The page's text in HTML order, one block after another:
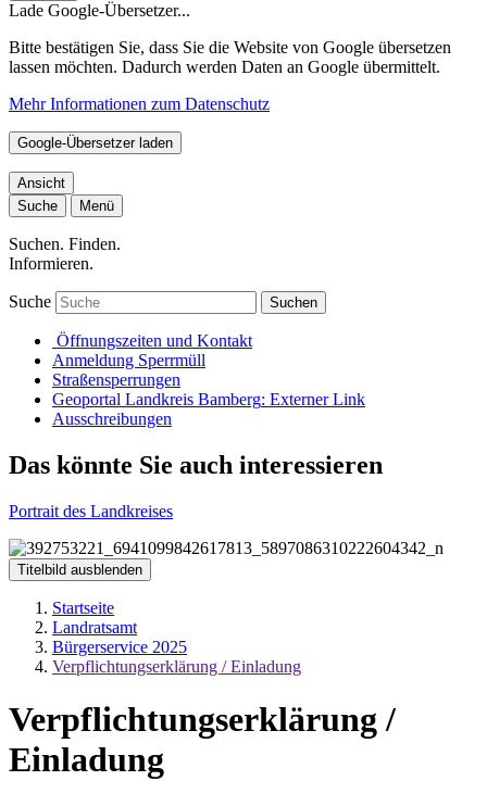
Lade Google-Übersetzer...
Bitte bestätigen Sie, dass Sie die Website von Google übersetzen
lassen möchten. Dadurch werden Daten an Google übermittelt.
Mehr Informationen zum Datenschutz
Google-Übersetzer laden
Ansicht
Suche
Menü
Suchen. Finden.
Informieren.
Suche Suchen
Öffnungszeiten und Kontakt
Anmeldung Sperrmüll
Straßensperrungen
Geoportal Landkreis Bamberg: Externer Link
Ausschreibungen
Das könnte Sie auch interessieren
Portrait des Landkreises
Titelbild ausblenden
Startseite
Landratsamt
Bürgerservice 2025
Verpflichtungserklärung / Einladung
Verpflichtungserklärung /
Einladung